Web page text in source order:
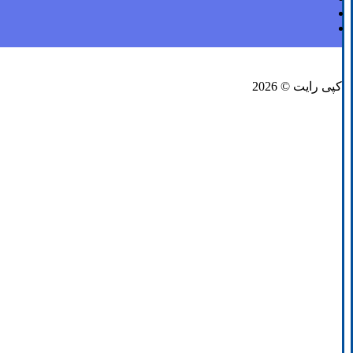
کپی رایت © 2026